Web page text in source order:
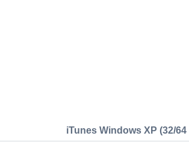
iTunes Windows XP (32/64